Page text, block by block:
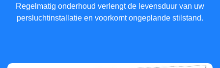
Regelmatig onderhoud verlengt de levensduur van uw
persluchtinstallatie en voorkomt ongeplande stilstand.